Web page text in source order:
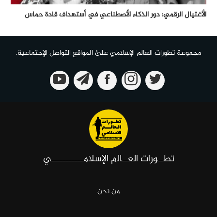
الأغتيال الرقمي: دور الذكاء الأصطناعي في أستهداف قادة حماس
مجموعة تطورات العالم الإسلامي علئ المواقع التواصل الإجتماعية.
تطــورات العــالم الإسلامـــــــــــي
من نحن